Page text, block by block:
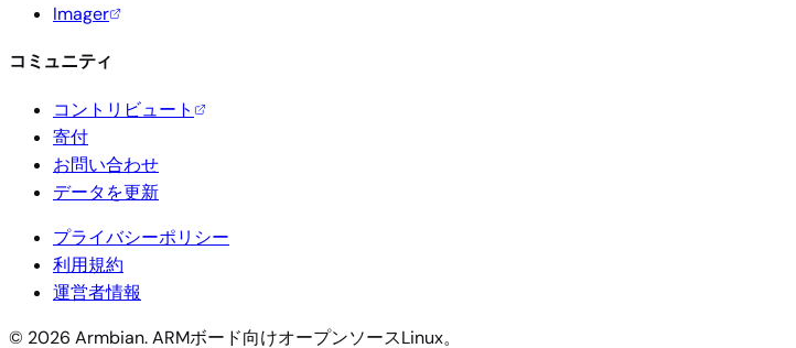
Imager
コミュニティ
コントリビュート
寄付
お問い合わせ
データを更新
プライバシーポリシー
利用規約
運営者情報
© 2026 Armbian. ARMボード向けオープンソースLinux。